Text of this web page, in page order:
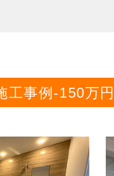
工事例-150万